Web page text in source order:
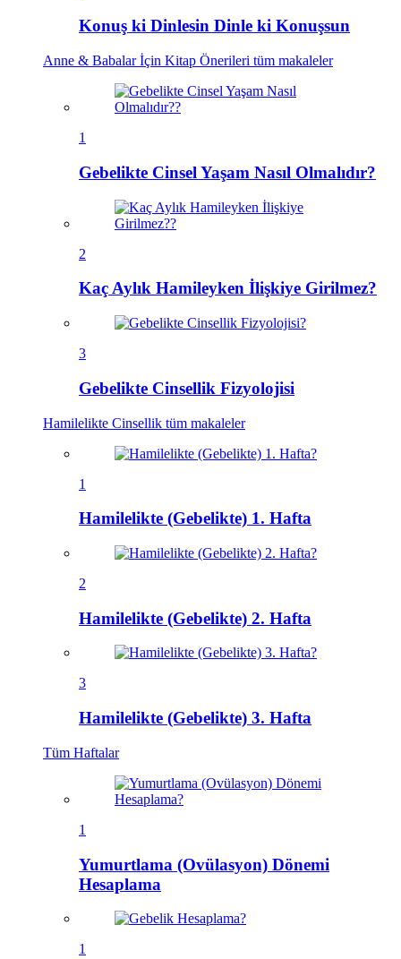
Konuş ki Dinlesin Dinle ki Konuşsun
Anne & Babalar İçin Kitap Önerileri tüm makaleler
1
Gebelikte Cinsel Yaşam Nasıl Olmalıdır?
2
Kaç Aylık Hamileyken İlişkiye Girilmez?
3
Gebelikte Cinsellik Fizyolojisi
Hamilelikte Cinsellik tüm makaleler
1
Hamilelikte (Gebelikte) 1. Hafta
2
Hamilelikte (Gebelikte) 2. Hafta
3
Hamilelikte (Gebelikte) 3. Hafta
Tüm Haftalar
1
Yumurtlama (Ovülasyon) Dönemi
Hesaplama
1